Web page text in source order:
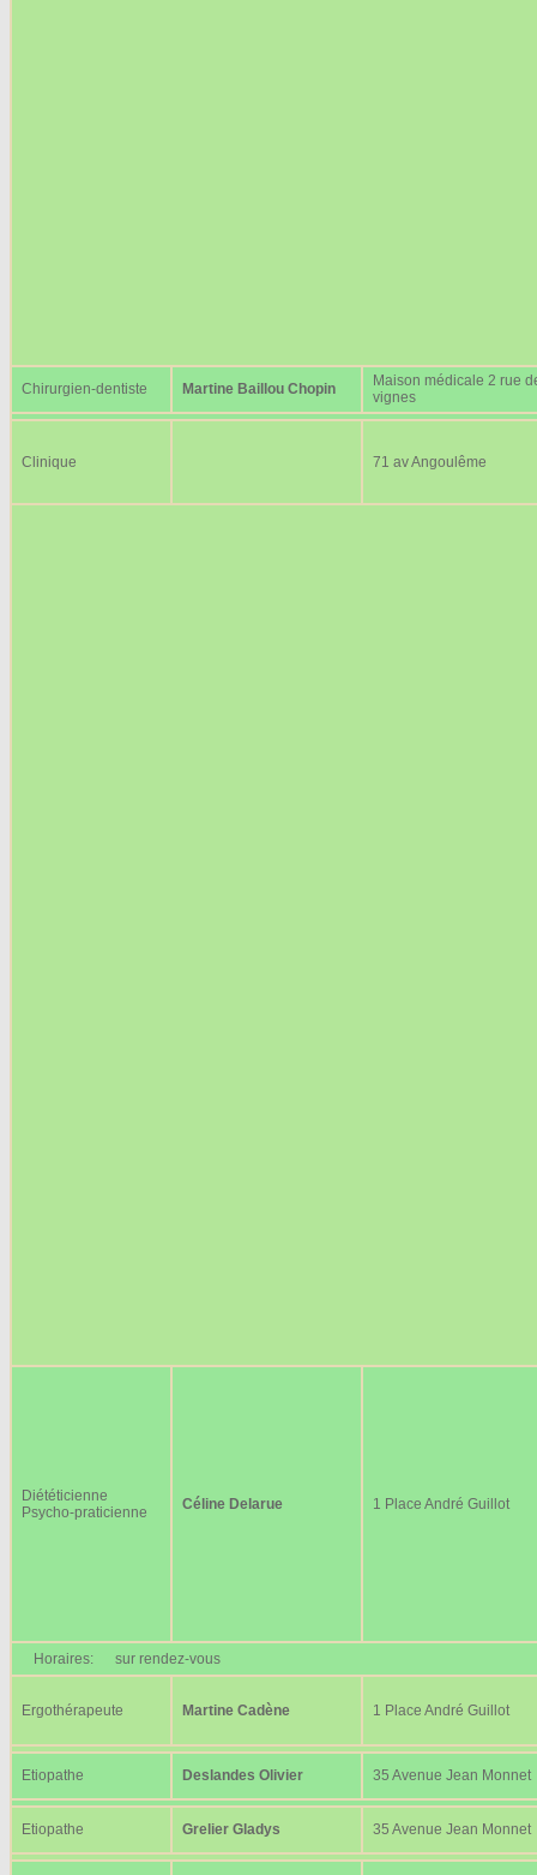
Chirurgien-dentiste Martine Baillou Chopin
Maison médicale 2 rue
vignes
Clinique 71 av Angoulême
Diététicienne
Psycho-praticienne
Céline Delarue 1 Place André Guillot
Horaires: sur rendez-vous
Ergothérapeute Martine Cadène 1 Place André Guillot
Etiopathe Deslandes Olivier 35 Avenue Jean Monnet
Etiopathe Grelier Gladys 35 Avenue Jean Monnet